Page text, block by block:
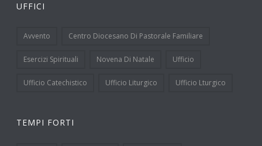
UFFICI
Avvento Centro Diocesano Di Pastorale Familiare
Esercizi Spirituali Novena Di Natale Ufficio
Ufficio Catechistico Ufficio Liturgico Ufficio Lturgico
TEMPI FORTI